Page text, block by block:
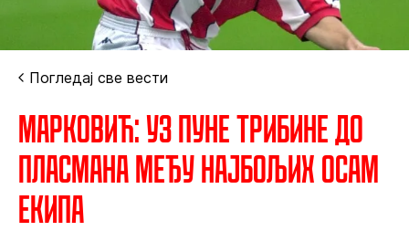
Погледај све вести
Марковић: Уз пуне трибине до
пласмана међу најбољих осам
екипа